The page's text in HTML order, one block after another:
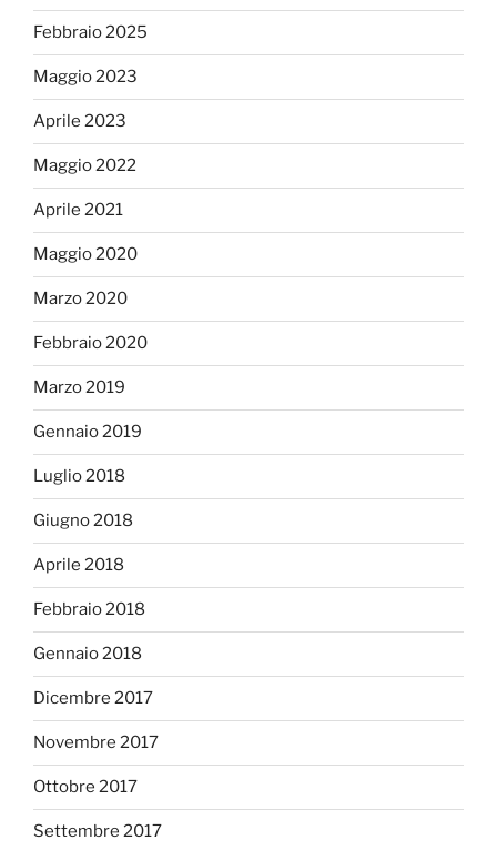
Febbraio 2025
Maggio 2023
Aprile 2023
Maggio 2022
Aprile 2021
Maggio 2020
Marzo 2020
Febbraio 2020
Marzo 2019
Gennaio 2019
Luglio 2018
Giugno 2018
Aprile 2018
Febbraio 2018
Gennaio 2018
Dicembre 2017
Novembre 2017
Ottobre 2017
Settembre 2017